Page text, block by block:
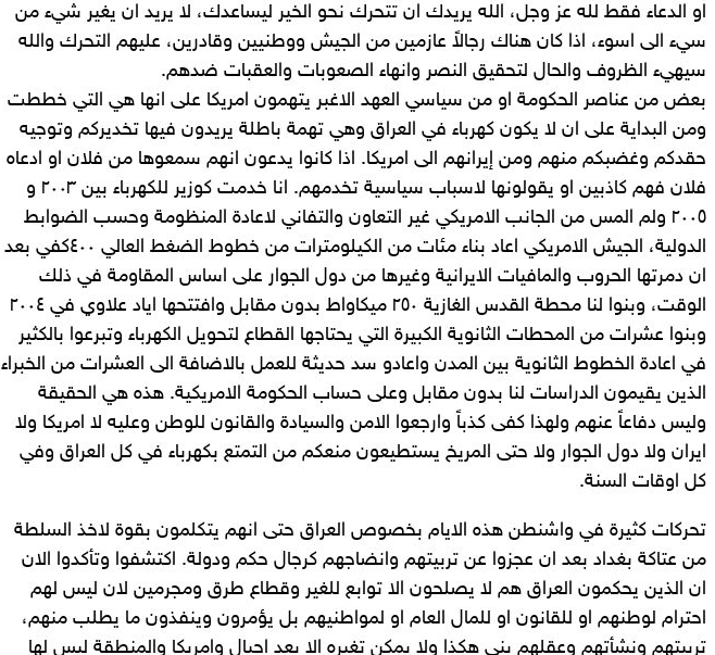
او الدعاء فقط لله عز وجل، الله يريدك ان تتحرك نحو الخير ليساعدك، لا يريد ان يغير شيء من
سيء الى اسوء، اذا كان هناك رجالاً عازمين من الجيش ووطنيين وقادرين، عليهم التحرك والله
سيهيء الظروف والحال لتحقيق النصر وانهاء الصعوبات والعقبات ضدهم.
بعض من عناصر الحكومة او من سياسي العهد الاغبر يتهمون امريكا على انها هي التي خططت
ومن البداية على ان لا يكون كهرباء في العراق وهي تهمة باطلة يريدون فيها تخديركم وتوجيه
حقدكم وغضبكم منهم ومن إيرانهم الى امريكا. اذا كانوا يدعون انهم سمعوها من فلان او ادعاه
فلان فهم كاذبين او يقولونها لاسباب سياسية تخدمهم. انا خدمت كوزير للكهرباء بين ٢٠٠٣ و
٢٠٠٥ ولم المس من الجانب الامريكي غير التعاون والتفاني لاعادة المنظومة وحسب الضوابط
الدولية، الجيش الامريكي اعاد بناء مئات من الكيلومترات من خطوط الضغط العالي ٤٠٠كفي بعد
ان دمرتها الحروب والمافيات الايرانية وغيرها من دول الجوار على اساس المقاومة في ذلك
الوقت، وبنوا لنا محطة القدس الغازية ٢٥٠ ميكاواط بدون مقابل وافتتحها اياد علاوي في ٢٠٠٤
وبنوا عشرات من المحطات الثانوية الكبيرة التي يحتاجها القطاع لتحويل الكهرباء وتبرعوا بالكثير
في اعادة الخطوط الثانوية بين المدن واعادو سد حديثة للعمل بالاضافة الى العشرات من الخبراء
الذين يقيمون الدراسات لنا بدون مقابل وعلى حساب الحكومة الامريكية. هذه هي الحقيقة
وليس دفاعاً عنهم ولهذا كفى كذباً وارجعوا الامن والسيادة والقانون للوطن وعليه لا امريكا ولا
ايران ولا دول الجوار ولا حتى المريخ يستطيعون منعكم من التمتع بكهرباء في كل العراق وفي
كل اوقات السنة.
تحركات كثيرة في واشنطن هذه الايام بخصوص العراق حتى انهم يتكلمون بقوة لاخذ السلطة
من عتاكة بغداد بعد ان عجزوا عن تربيتهم وانضاجهم كرجال حكم ودولة. اكتشفوا وتأكدوا الان
ان الذين يحكمون العراق هم لا يصلحون الا توابع للغير وقطاع طرق ومجرمين لان ليس لهم
احترام لوطنهم او للقانون او للمال العام او لمواطنيهم بل يؤمرون وينفذون ما يطلب منهم،
تربيتهم ونشأتهم وعقلهم بني هكذا ولا يمكن تغيره الا بعد اجيال وامريكا والمنطقة ليس لها